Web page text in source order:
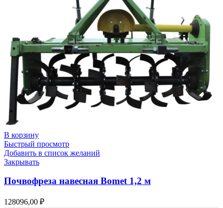
В корзину
Быстрый просмотр
Добавить в список желаний
Закрывать
Почвофреза навесная Bomet 1,2 м
128096,00 ₽